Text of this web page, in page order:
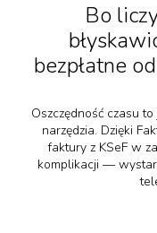
Bo
bezpłatne
Oszczędność czasu
narzędzia. Dzięki
faktury z KSeF w
komplikacji —